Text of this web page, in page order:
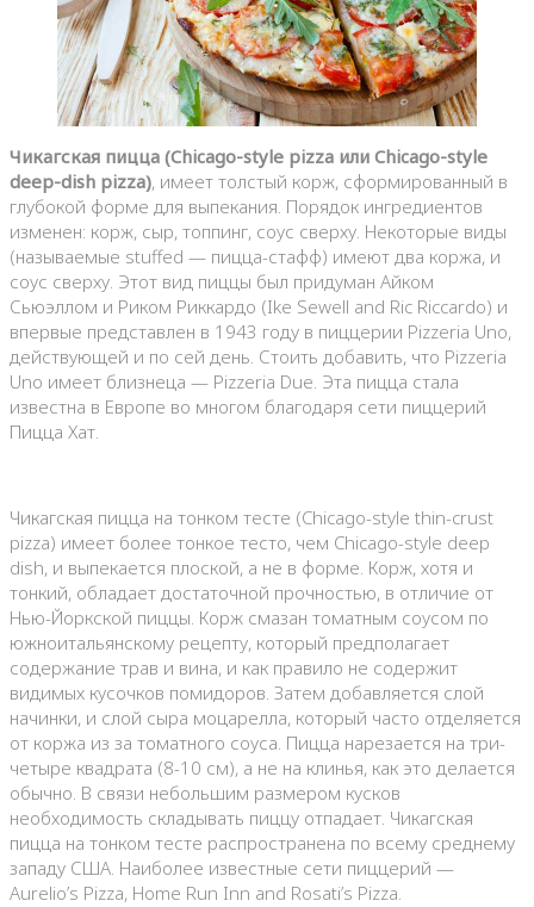
Чикагская пицца (Chicago-style pizza или Chicago-style
deep-dish pizza), имеет толстый корж, сформированный в
глубокой форме для выпекания. Порядок ингредиентов
изменен: корж, сыр, топпинг, соус сверху. Некоторые виды
(называемые stuffed — пицца-стафф) имеют два коржа, и
соус сверху. Этот вид пиццы был придуман Айком
Сьюэллом и Риком Риккардо (Ike Sewell and Ric Riccardo) и
впервые представлен в 1943 году в пиццерии Pizzeria Uno,
действующей и по сей день. Стоить добавить, что Pizzeria
Uno имеет близнеца — Pizzeria Due. Эта пицца стала
известна в Европе во многом благодаря сети пиццерий
Пицца Хат.
Чикагская пицца на тонком тесте (Chicago-style thin-crust
pizza) имеет более тонкое тесто, чем Chicago-style deep
dish, и выпекается плоской, а не в форме. Корж, хотя и
тонкий, обладает достаточной прочностью, в отличие от
Нью-Йоркской пиццы. Корж смазан томатным соусом по
южноитальянскому рецепту, который предполагает
содержание трав и вина, и как правило не содержит
видимых кусочков помидоров. Затем добавляется слой
начинки, и слой сыра моцарелла, который часто отделяется
от коржа из за томатного соуса. Пицца нарезается на три-
четыре квадрата (8-10 см), а не на клинья, как это делается
обычно. В связи небольшим размером кусков
необходимость складывать пиццу отпадает. Чикагская
пицца на тонком тесте распространена по всему среднему
западу США. Наиболее известные сети пиццерий —
Aurelio’s Pizza, Home Run Inn and Rosati’s Pizza.